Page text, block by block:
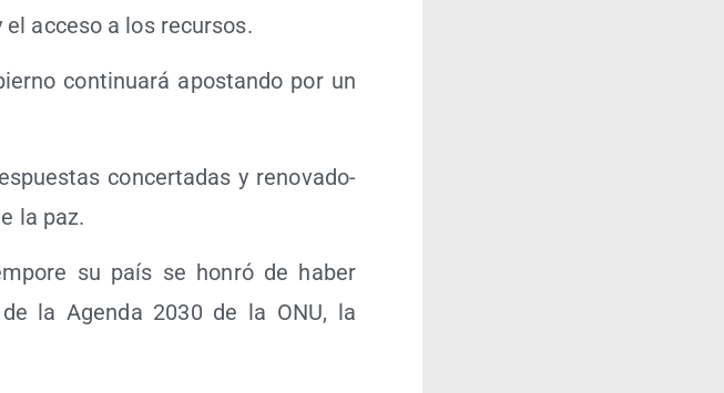
acce­so a los recursos.
con­ti­nua­rá apos­tan­do por un
con­cer­ta­das y reno­va­do­
la paz.
su país se hon­ró de haber
la Agen­da 2030 de la ONU, la